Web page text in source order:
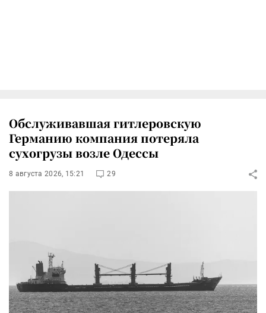
Обслуживавшая гитлеровскую
Германию компания потеряла
сухогрузы возле Одессы
8 августа 2026, 15:21 29